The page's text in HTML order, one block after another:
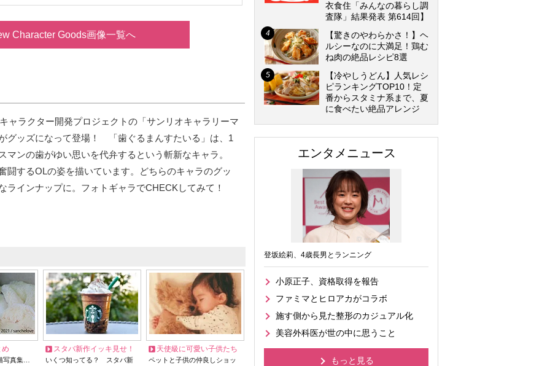
Character Goods画像一覧へ
ラクター開発プロジェクトの「サンリオキャラリーマ
グッズになって登場！ 「歯ぐるまんすたいる」は、1
ンの歯がゆい思いを代弁するという斬新なキャラ。
闘するOLの姿を描いています。どちらのキャラのグッ
ラインナップに。フォトギャラでCHECKしてみて！
め
写真集…
スタバ新作イッキ見せ！
いくつ知ってる？ スタバ新
天使級に可愛い子供たち
ペットと子供の仲良しショッ
衣食住「みんなの暮らし調
査隊」結果発表 第614回】
【驚きのやわらかさ！】ヘ
ルシーなのに大満足！鶏む
ね肉の絶品レシピ8選
【冷やしうどん】人気レシ
ピランキングTOP10！定
番からスタミナ系まで、夏
に食べたい絶品アレンジ
エンタメニュース
登坂絵莉、4歳長男とランニング
小原正子、資格取得を報告
ファミマとヒロアカがコラボ
施す側から見た整形のカジュアル化
美容外科医が世の中に思うこと
もっと見る